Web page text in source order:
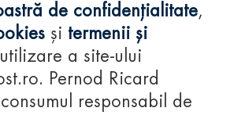
de confidențialitate,
și termenii și
a site-ului
Pernod Ricard
responsabil de